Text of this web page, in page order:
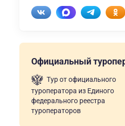
Официальный
Тур от официального
туроператора из Единого
федерального реестра
туроператоров